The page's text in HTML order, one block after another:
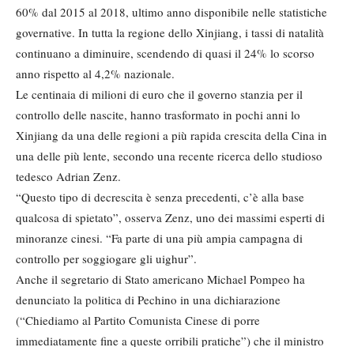
60% dal 2015 al 2018, ultimo anno disponibile nelle statistiche
governative. In tutta la regione dello Xinjiang, i tassi di natalità
continuano a diminuire, scendendo di quasi il 24% lo scorso
anno rispetto al 4,2% nazionale.
Le centinaia di milioni di euro che il governo stanzia per il
controllo delle nascite, hanno trasformato in pochi anni lo
Xinjiang da una delle regioni a più rapida crescita della Cina in
una delle più lente, secondo una recente ricerca dello studioso
tedesco Adrian Zenz.
“Questo tipo di decrescita è senza precedenti, c’è alla base
qualcosa di spietato”, osserva Zenz, uno dei massimi esperti di
minoranze cinesi. “Fa parte di una più ampia campagna di
controllo per soggiogare gli uighur”.
Anche il segretario di Stato americano Michael Pompeo ha
denunciato la politica di Pechino in una dichiarazione
(“Chiediamo al Partito Comunista Cinese di porre
immediatamente fine a queste orribili pratiche”) che il ministro